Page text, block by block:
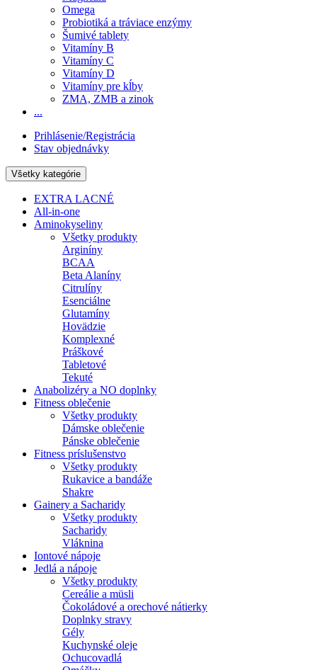
Omega
Probiotiká a tráviace enzýmy
Šumivé tablety
Vitamíny B
Vitamíny C
Vitamíny D
Vitamíny pre kĺby
ZMA, ZMB a zinok
...
Prihlásenie/Registrácia
Stav objednávky
Všetky kategórie
EXTRA LACNÉ
All-in-one
Aminokyseliny
Všetky produkty
Arginíny
BCAA
Beta Alaníny
Citrulíny
Esenciálne
Glutamíny
Hovädzie
Komplexné
Práškové
Tabletové
Tekuté
Anabolizéry a NO doplnky
Fitness oblečenie
Všetky produkty
Dámske oblečenie
Pánske oblečenie
Fitness príslušenstvo
Všetky produkty
Rukavice a bandáže
Shakre
Gainery a Sacharidy
Všetky produkty
Sacharidy
Vláknina
Iontové nápoje
Jedlá a nápoje
Všetky produkty
Cereálie a müsli
Čokoládové a orechové nátierky
Doplnky stravy
Gély
Kuchynské oleje
Ochucovadlá